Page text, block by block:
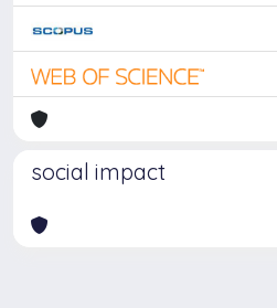
social impact